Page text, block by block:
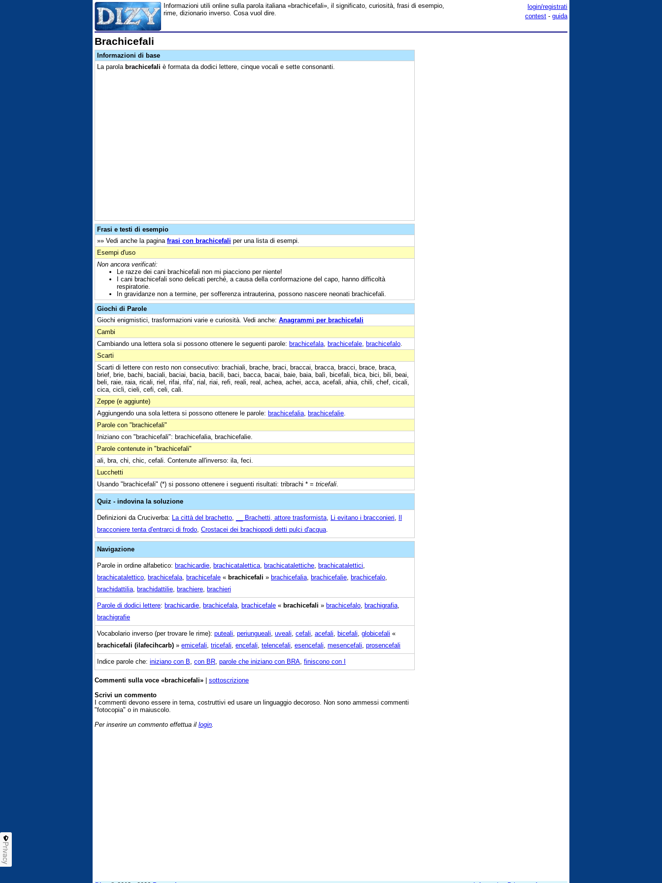
login/registrati
contest - guida
Informazioni utili online sulla parola italiana «brachicefali», il significato, curiosità, frasi di esempio,
rime, dizionario inverso. Cosa vuol dire.
Brachicefali
Informazioni di base
La parola brachicefali è formata da dodici lettere, cinque vocali e sette consonanti.
Frasi e testi di esempio
»» Vedi anche la pagina frasi con brachicefali per una lista di esempi.
Esempi d'uso
Non ancora verificati:
Le razze dei cani brachicefali non mi piacciono per niente!
I cani brachicefali sono delicati perché, a causa della conformazione del capo, hanno difficoltà
respiratorie.
In gravidanze non a termine, per sofferenza intrauterina, possono nascere neonati brachicefali.
Giochi di Parole
Giochi enigmistici, trasformazioni varie e curiosità. Vedi anche: Anagrammi per brachicefali
Cambi
Cambiando una lettera sola si possono ottenere le seguenti parole: brachicefala brachicefale brachicefalo
Scarti
Scarti di lettere con resto non consecutivo: brachiali, brache, braci, braccai, bracca, bracci, brace, braca,
brief, brie, bachi, baciali, baciai, bacia, bacili, baci, bacca, bacai, baie, baia, balì, bicefali, bica, bici, bili, beai,
beli, raie, raia, ricali, riel, rifai, rifa', rial, riai, refi, reali, real, achea, achei, acca, acefali, ahia, chili, chef, cicali,
cica, cicli, cieli, cefi, celi, cali.
Zeppe (e aggiunte)
Aggiungendo una sola lettera si possono ottenere le parole: brachicefalia brachicefalie
Parole con "brachicefali"
Iniziano con "brachicefali": brachicefalia, brachicefalie.
Parole contenute in "brachicefali"
ali, bra, chi, chic, cefali. Contenute all'inverso: ila, feci.
Lucchetti
Usando "brachicefali" (*) si possono ottenere i seguenti risultati: tribrachi * = tricefali
Quiz - indovina la soluzione
Definizioni da Cruciverba: La città del brachetto __ Brachetti, attore trasformista Li evitano i bracconieri
Il
bracconiere tenta d'entrarci di frodo Crostacei dei brachiopodi detti pulci d'acqua
Navigazione
Parole in ordine alfabetico: brachicardie brachicatalettica brachicatalettiche brachicatalettici
brachicatalettico brachicefala brachicefale « brachicefali » brachicefalia brachicefalie brachicefalo
brachidattilia brachidattilie brachiere brachieri
Parole di dodici lettere: brachicardie brachicefala brachicefale « brachicefali » brachicefalo brachigrafia
brachigrafie
Vocabolario inverso (per trovare le rime): puteali periungueali uveali cefali acefali bicefali globicefali «
brachicefali (ilafecihcarb) » emicefali tricefali encefali telencefali esencefali mesencefali prosencefali
Indice parole che: iniziano con B con BR parole che iniziano con BRA finiscono con I
Commenti sulla voce «brachicefali» | sottoscrizione
Scrivi un commento
I commenti devono essere in tema, costruttivi ed usare un linguaggio decoroso. Non sono ammessi commenti
"fotocopia" o in maiuscolo.
Per inserire un commento effettua il login
Privacy